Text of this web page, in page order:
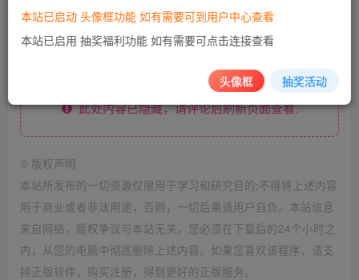
下载地址
此处内容已隐藏，请评论后刷新页面查看.
© 版权声明
本站所发布的一切资源仅限用于学习和研究目的;不得将上述内容
用于商业或者非法用途，否则，一切后果请用户自负。本站信息
来自网络，版权争议与本站无关。您必须在下载后的24个小时之
内，从您的电脑中彻底删除上述内容。如果您喜欢该程序，请支
持正版软件，购买注册，得到更好的正版服务。
本站已启动 头像框功能 如有需要可到用户中心查看
本站已启用 抽奖福利功能 如有需要可点击连接查看
头像框 抽奖活动